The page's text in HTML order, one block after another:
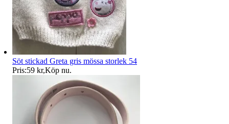
Söt stickad Greta gris mössa storlek 54
Pris:59 kr,Köp nu.